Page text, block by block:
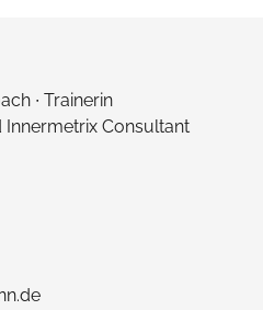
∙ Trainerin
Innermetrix Consultant